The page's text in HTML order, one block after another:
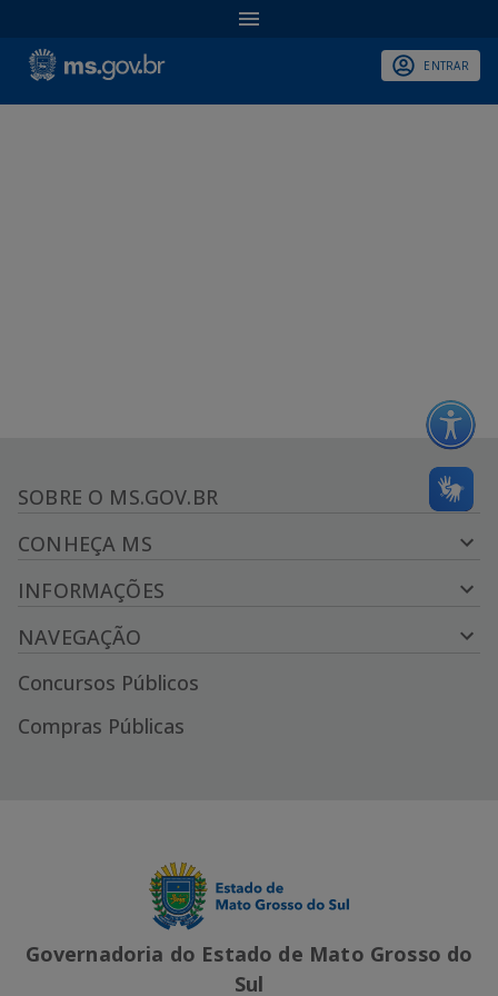
ENTRAR
SOBRE O MS.GOV.BR
CONHEÇA MS
INFORMAÇÕES
NAVEGAÇÃO
Concursos Públicos
Compras Públicas
Governadoria do Estado de Mato Grosso do
Sul